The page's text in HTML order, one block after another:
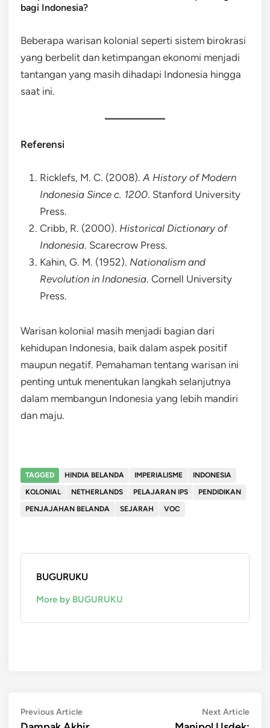
bagi Indonesia?
Beberapa warisan kolonial seperti sistem birokrasi
yang berbelit dan ketimpangan ekonomi menjadi
tantangan yang masih dihadapi Indonesia hingga
saat ini.
Referensi
Ricklefs, M. C. (2008). A History of Modern
Indonesia Since c. 1200. Stanford University
Press.
Cribb, R. (2000). Historical Dictionary of
Indonesia. Scarecrow Press.
Kahin, G. M. (1952). Nationalism and
Revolution in Indonesia. Cornell University
Press.
Warisan kolonial masih menjadi bagian dari
kehidupan Indonesia, baik dalam aspek positif
maupun negatif. Pemahaman tentang warisan ini
penting untuk menentukan langkah selanjutnya
dalam membangun Indonesia yang lebih mandiri
dan maju.
TAGGED HINDIA BELANDA IMPERIALISME
INDONESIA
KOLONIAL
NETHERLANDS PELAJARAN IPS
PENDIDIKAN
PENJAJAHAN BELANDA
SEJARAH VOC
BUGURUKU
More by BUGURUKU
Post
Previous ArticlePrevious
article:
Next ArticleNext